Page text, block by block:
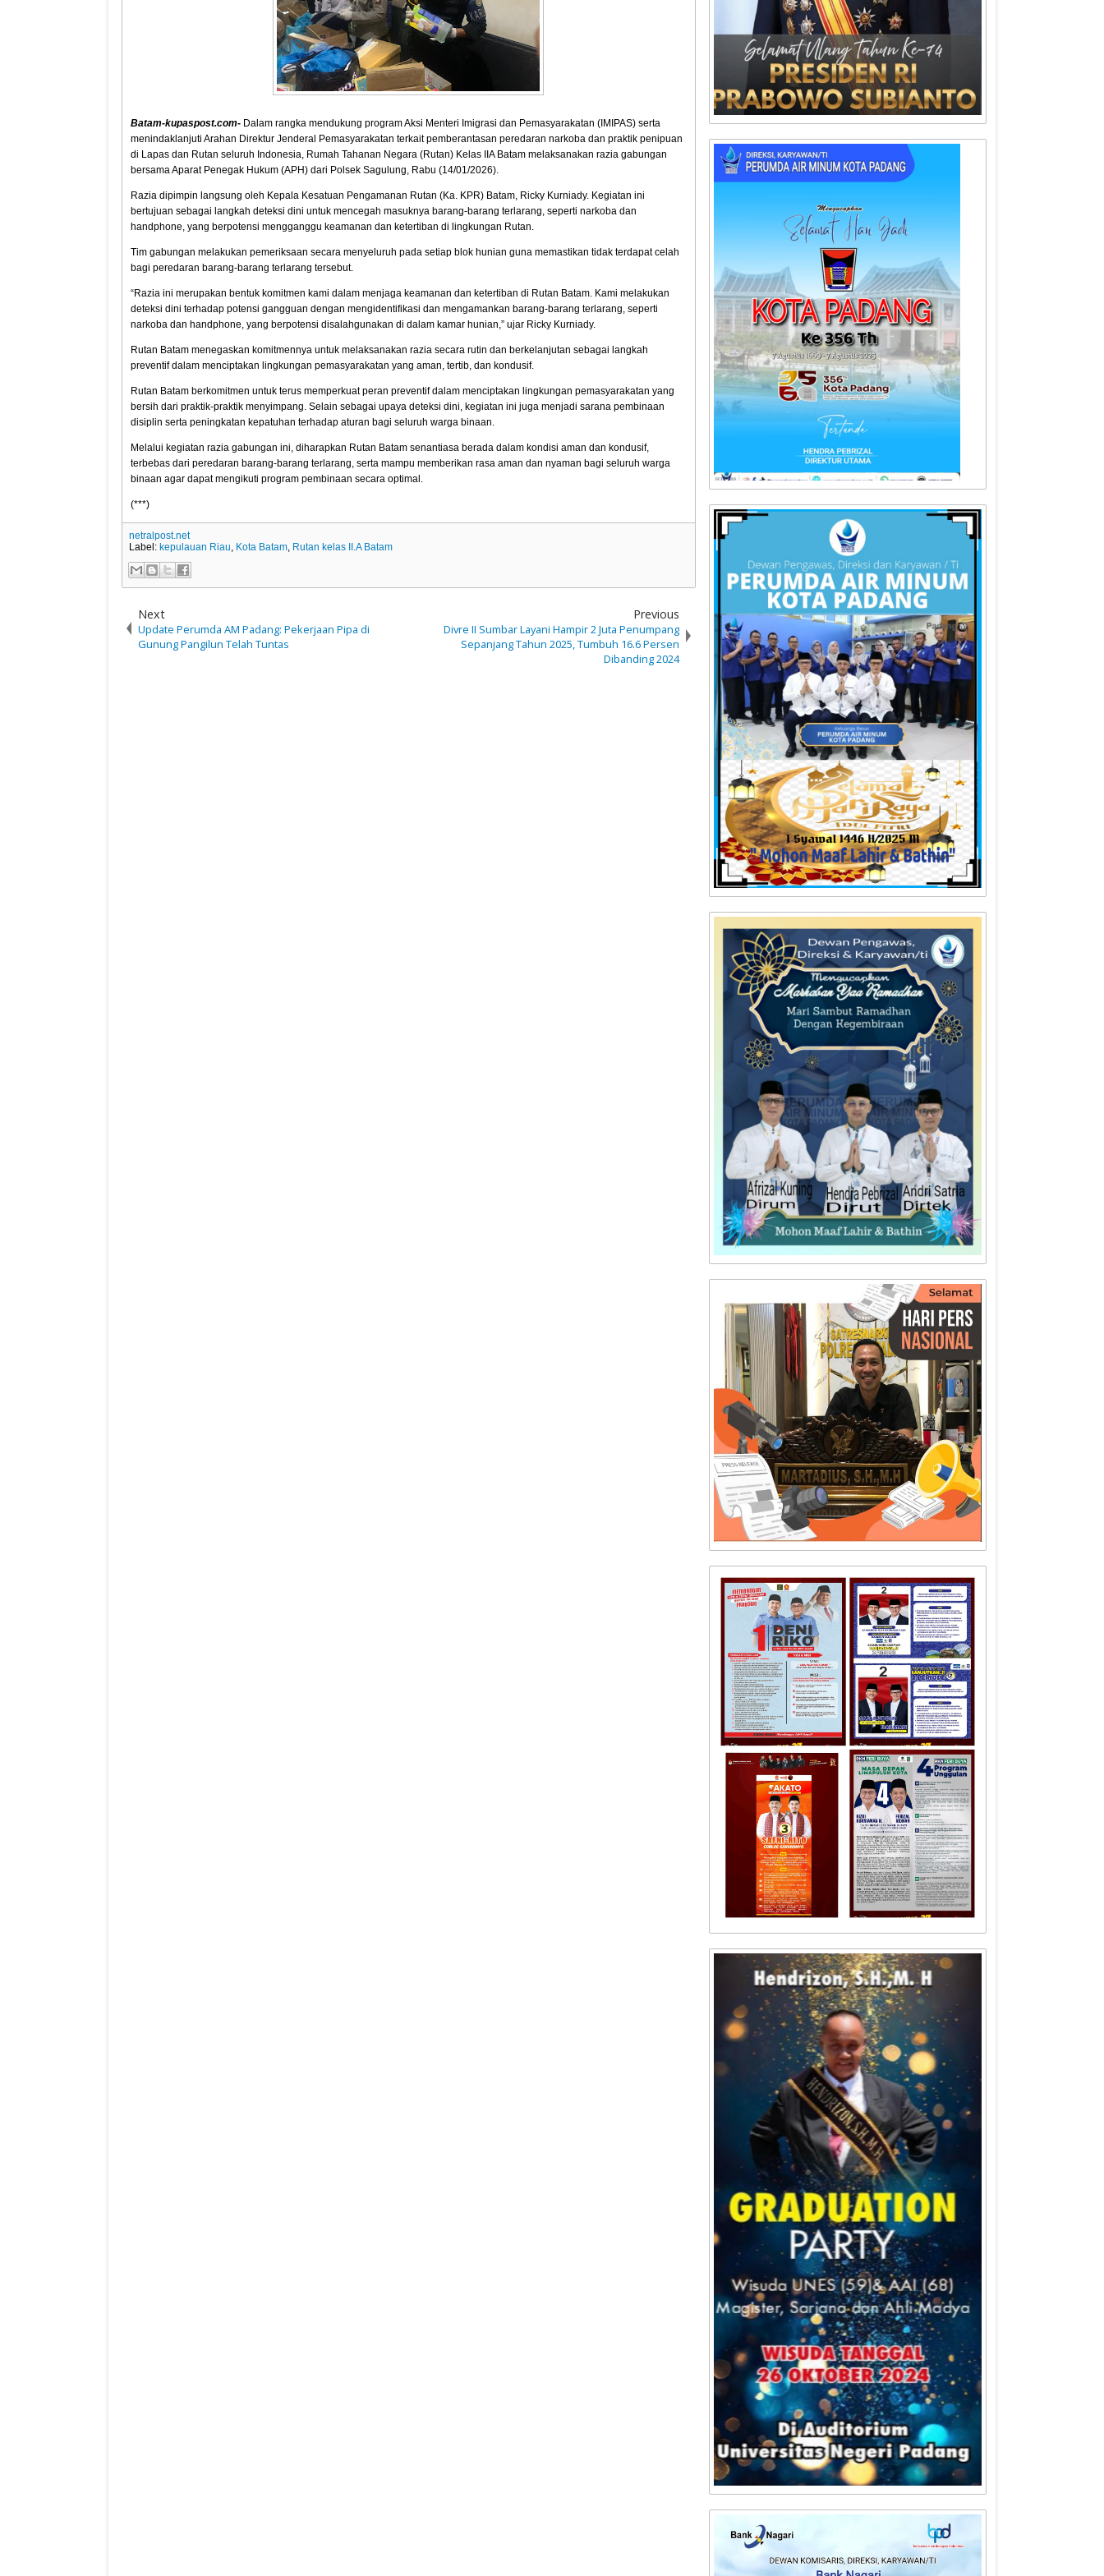
Batam-kupaspost.com- Dalam rangka mendukung program Aksi Menteri Imigrasi dan Pemasyarakatan (IMIPAS) serta
menindaklanjuti Arahan Direktur Jenderal Pemasyarakatan terkait pemberantasan peredaran narkoba dan praktik penipuan
di Lapas dan Rutan seluruh Indonesia, Rumah Tahanan Negara (Rutan) Kelas IIA Batam melaksanakan razia gabungan
bersama Aparat Penegak Hukum (APH) dari Polsek Sagulung, Rabu (14/01/2026).
Razia dipimpin langsung oleh Kepala Kesatuan Pengamanan Rutan (Ka. KPR) Batam, Ricky Kurniady. Kegiatan ini
bertujuan sebagai langkah deteksi dini untuk mencegah masuknya barang-barang terlarang, seperti narkoba dan
handphone, yang berpotensi mengganggu keamanan dan ketertiban di lingkungan Rutan.
Tim gabungan melakukan pemeriksaan secara menyeluruh pada setiap blok hunian guna memastikan tidak terdapat celah
bagi peredaran barang-barang terlarang tersebut.
“Razia ini merupakan bentuk komitmen kami dalam menjaga keamanan dan ketertiban di Rutan Batam. Kami melakukan
deteksi dini terhadap potensi gangguan dengan mengidentifikasi dan mengamankan barang-barang terlarang, seperti
narkoba dan handphone, yang berpotensi disalahgunakan di dalam kamar hunian,” ujar Ricky Kurniady.
Rutan Batam menegaskan komitmennya untuk melaksanakan razia secara rutin dan berkelanjutan sebagai langkah
preventif dalam menciptakan lingkungan pemasyarakatan yang aman, tertib, dan kondusif.
Rutan Batam berkomitmen untuk terus memperkuat peran preventif dalam menciptakan lingkungan pemasyarakatan yang
bersih dari praktik-praktik menyimpang. Selain sebagai upaya deteksi dini, kegiatan ini juga menjadi sarana pembinaan
disiplin serta peningkatan kepatuhan terhadap aturan bagi seluruh warga binaan.
Melalui kegiatan razia gabungan ini, diharapkan Rutan Batam senantiasa berada dalam kondisi aman dan kondusif,
terbebas dari peredaran barang-barang terlarang, serta mampu memberikan rasa aman dan nyaman bagi seluruh warga
binaan agar dapat mengikuti program pembinaan secara optimal.
(***)
netralpost.net
Label:kepulauan Riau, Kota Batam, Rutan kelas II.A Batam
Next
Update Perumda AM Padang: Pekerjaan Pipa di
Gunung Pangilun Telah Tuntas
Previous
Divre II Sumbar Layani Hampir 2 Juta Penumpang
Sepanjang Tahun 2025, Tumbuh 16.6 Persen
Dibanding 2024